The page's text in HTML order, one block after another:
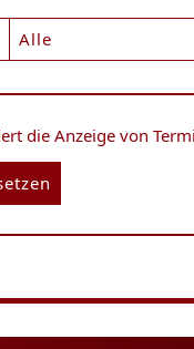
Alle
die Anzeige von